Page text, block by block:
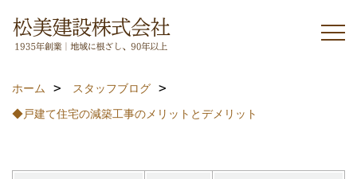
ホーム
スタッフブログ
◆戸建て住宅の減築工事のメリットとデメリット